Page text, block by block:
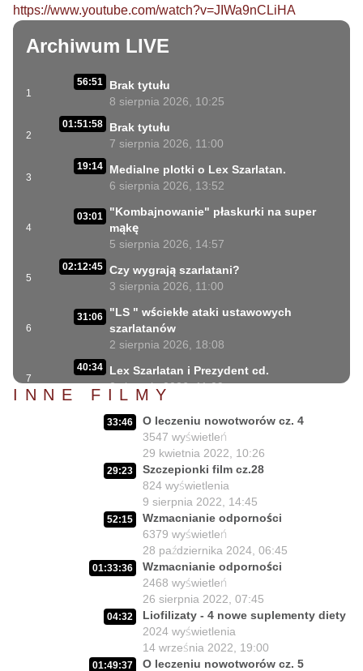
https://www.youtube.com/watch?v=JIWa9nCLiHA
Archiwum LIVE
1
56:51
Brak tytułu
8 sierpnia 2026, 10:25
2
01:51:58
Brak tytułu
7 sierpnia 2026, 11:00
3
19:14
Medialne plotki o Lex Szarlatan.
6 sierpnia 2026, 13:52
4
03:01
"Kombajnowanie" płaskurki na super
mąkę
5 sierpnia 2026, 14:57
5
02:12:45 Czy wygrają szarlatani?
3 sierpnia 2026, 11:00
6
31:06
"LS " wściekłe ataki ustawowych
szarlatanów
2 sierpnia 2026, 18:08
7
40:34
Lex Szarlatan i Prezydent cd.
2 sierpnia 2026, 11:09
Czego nie może się doczekać dr Suwała?
1 sierpnia 2026, 16:01
Szczepionkowa bańka w końcu pękła!
1 sierpnia 2026, 10:02
NIESPODZIANKA u Prezydenta
Nawrockiego!!
30 lipca 2026, 15:45
02:12:04
Czy Prezydent uratuje chorych
Polaków?
29 lipca 2026, 11:00
02:03:47 Czy da się lepiej leczyć ?
27 lipca 2026, 11:01
02:05:56 Jedna osoba zadecyduje : będziesz
INNE FILMY
33:46
O leczeniu nowotworów cz. 4
3547 wyświetleń
29 kwietnia 2022, 10:26
29:23
Szczepionki film cz.28
824 wyświetlenia
9 sierpnia 2022, 14:45
52:15
Wzmacnianie odporności
6379 wyświetleń
28 października 2024, 06:45
01:33:36
Wzmacnianie odporności
2468 wyświetleń
26 sierpnia 2022, 07:45
04:32
Liofilizaty - 4 nowe suplementy diety
2024 wyświetlenia
14 września 2022, 19:00
01:49:37
O leczeniu nowotworów cz. 5